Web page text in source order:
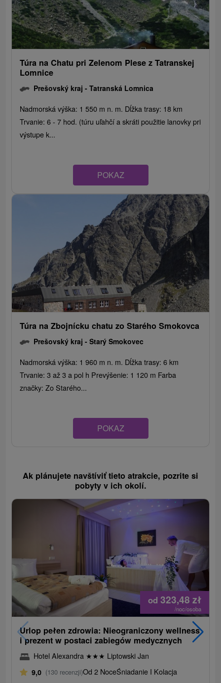
Túra na Chatu pri Zelenom Plese z Tatranskej
Lomnice
Prešovský kraj -Tatranská Lomnica
Nadmorská výška: 1 550 m n. m. Dĺžka trasy: 18 km
Trvanie: 6 - 7 hod. (túru uľahčí a skráti použitie lanovky pri
výstupe k...
POKAZ
Túra na Zbojnícku chatu zo Starého Smokovca
Prešovský kraj -Starý Smokovec
Nadmorská výška: 1 960 m n. m. Dĺžka trasy: 6 km
Trvanie: 3 až 3 a pol h Prevýšenie: 1 120 m Farba
značky: Zo Starého...
POKAZ
Ak plánujete navštíviť tieto atrakcie, pozrite si
pobyty v ich okolí.
od 323,48zł
/noc/osoba
Urlop pełen zdrowia: Nieograniczony wellness
i prezent w postaci zabiegów medycznych
Hotel Alexandra ★★★ Liptowski Jan
9,0 (130 recenzji)Od 2 NoceŚniadanie I Kolacja